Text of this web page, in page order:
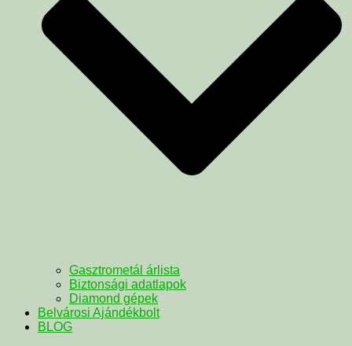
Gasztrometál árlista
Biztonsági adatlapok
Diamond gépek
Belvárosi Ajándékbolt
BLOG